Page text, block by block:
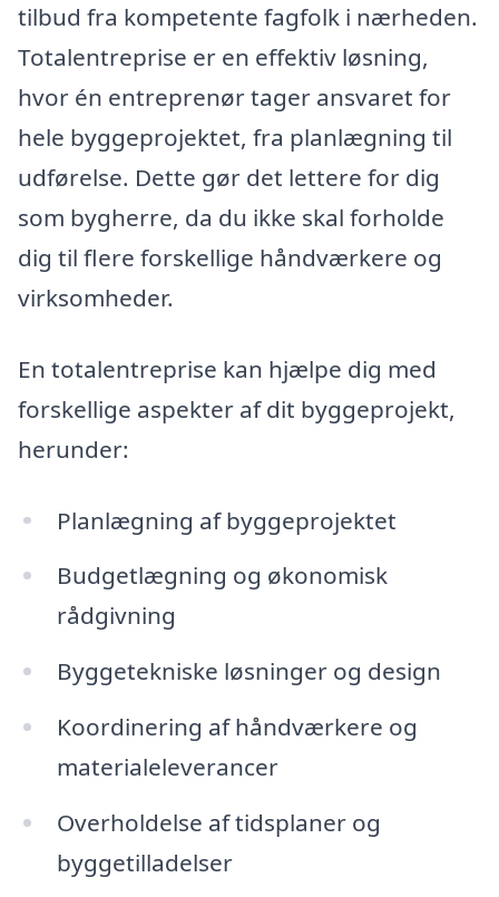
tilbud fra kompetente fagfolk i nærheden.
Totalentreprise er en effektiv løsning,
hvor én entreprenør tager ansvaret for
hele byggeprojektet, fra planlægning til
udførelse. Dette gør det lettere for dig
som bygherre, da du ikke skal forholde
dig til flere forskellige håndværkere og
virksomheder.
En totalentreprise kan hjælpe dig med
forskellige aspekter af dit byggeprojekt,
herunder:
Planlægning af byggeprojektet
Budgetlægning og økonomisk
rådgivning
Byggetekniske løsninger og design
Koordinering af håndværkere og
materialeleverancer
Overholdelse af tidsplaner og
byggetilladelser